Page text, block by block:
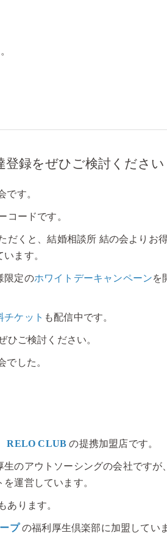
登録をぜひご検討ください
です。
コードです。
だくと、結婚相談所 結の会よりお
ます。
限定のホワイトデーキャンペーンを
チケット も配信中です。
ひご検討ください。
でした。
RELO CLUB の提携加盟店です。
のアウトソーシングの会社ですが、
運営しています。
あります。
ープの福利厚生倶楽部に加盟していま